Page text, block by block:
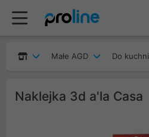
Małe AGD Do kuchni
Naklejka 3d a'la Casa